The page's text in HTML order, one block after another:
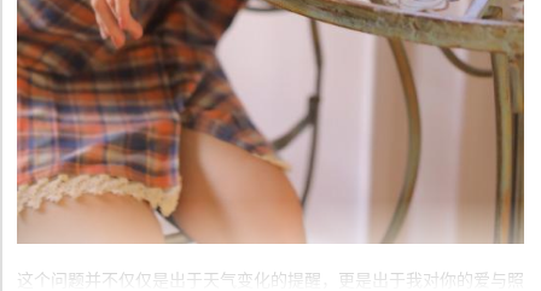
这个问题并不仅仅是出于天气变化的提醒，更是出于我对你的爱与照